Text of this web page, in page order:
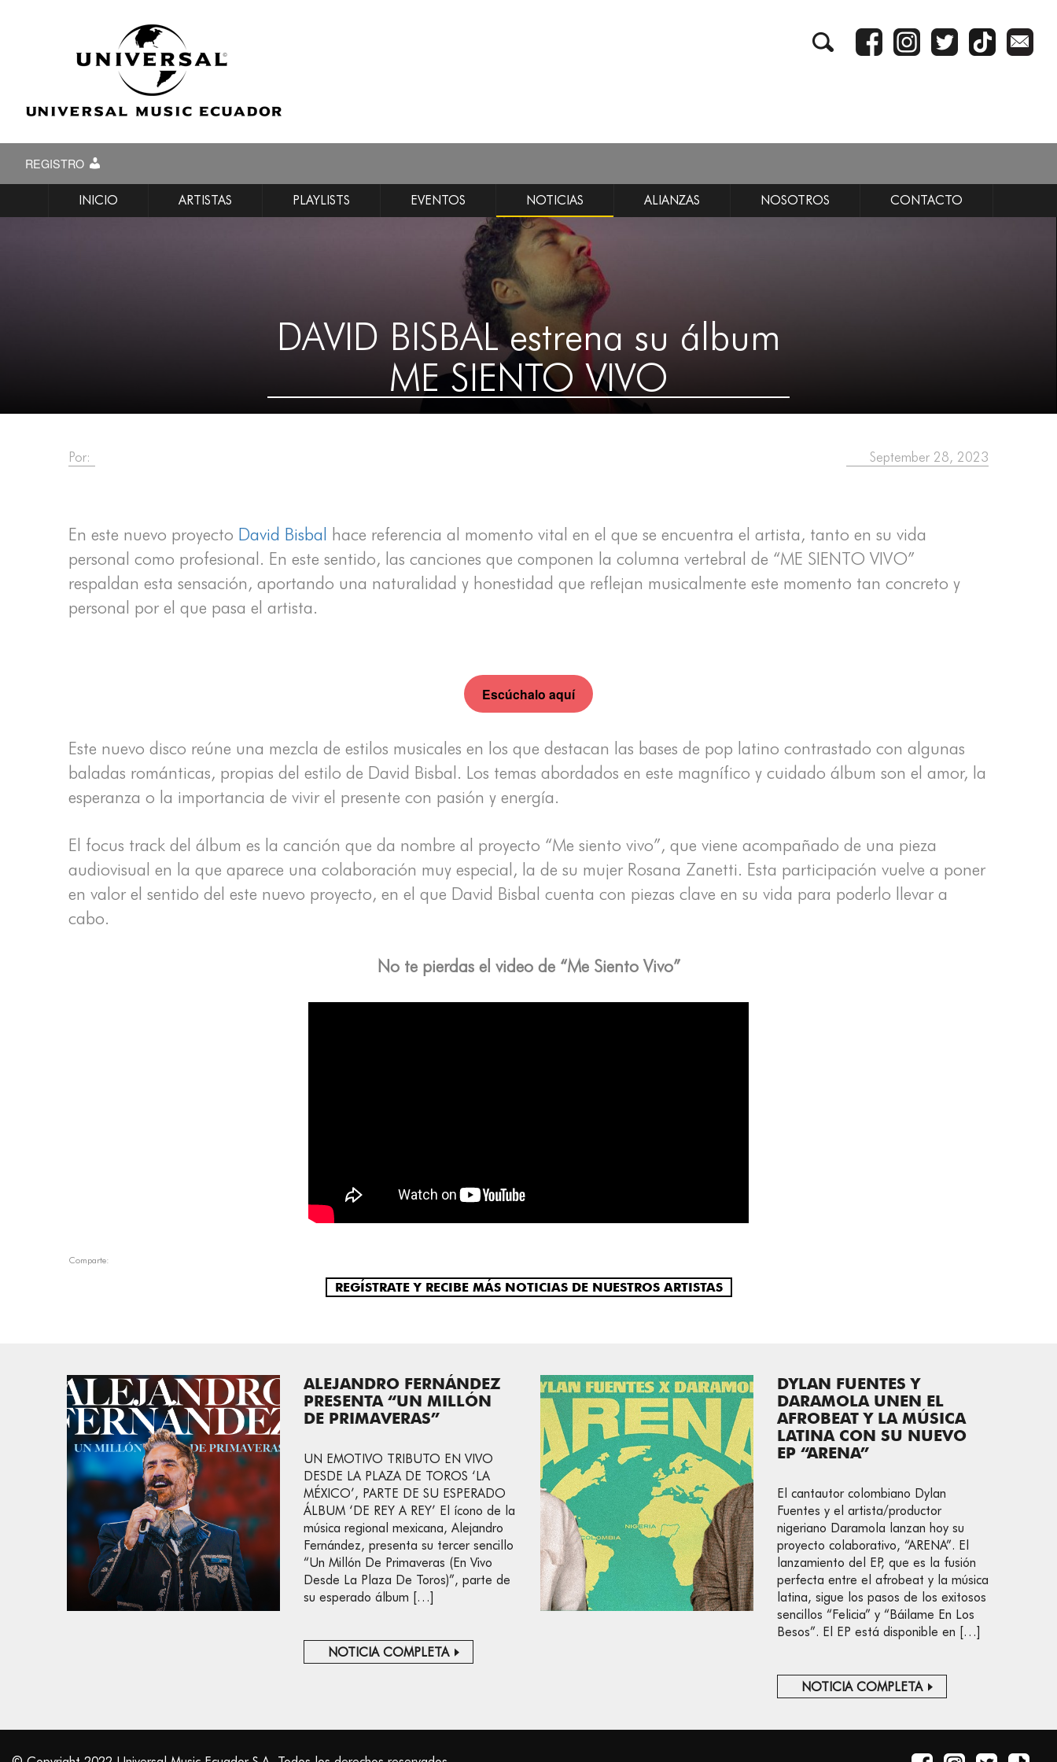
REGISTRO
INICIO ARTISTAS PLAYLISTS EVENTOS NOTICIAS ALIANZAS NOSOTROS CONTACTO
DAVID BISBAL estrena su álbum
ME SIENTO VIVO
Por: September 28, 2023
En este nuevo proyecto David Bisbal hace referencia al momento vital en el que se encuentra el artista, tanto en su vida
personal como profesional. En este sentido, las canciones que componen la columna vertebral de “ME SIENTO VIVO”
respaldan esta sensación, aportando una naturalidad y honestidad que reflejan musicalmente este momento tan concreto y
personal por el que pasa el artista.
Escúchalo aquí
Este nuevo disco reúne una mezcla de estilos musicales en los que destacan las bases de pop latino contrastado con algunas
baladas románticas, propias del estilo de David Bisbal. Los temas abordados en este magnífico y cuidado álbum son el amor, la
esperanza o la importancia de vivir el presente con pasión y energía.
El focus track del álbum es la canción que da nombre al proyecto “Me siento vivo”, que viene acompañado de una pieza
audiovisual en la que aparece una colaboración muy especial, la de su mujer Rosana Zanetti. Esta participación vuelve a poner
en valor el sentido del este nuevo proyecto, en el que David Bisbal cuenta con piezas clave en su vida para poderlo llevar a
cabo.
No te pierdas el video de “Me Siento Vivo”
Comparte:
REGÍSTRATE Y RECIBE MÁS NOTICIAS DE NUESTROS ARTISTAS
ALEJANDRO FERNÁNDEZ
PRESENTA “UN MILLÓN
DE PRIMAVERAS”
UN EMOTIVO TRIBUTO EN VIVO
DESDE LA PLAZA DE TOROS ‘LA
MÉXICO’, PARTE DE SU ESPERADO
ÁLBUM ‘DE REY A REY’ El ícono de la
música regional mexicana, Alejandro
Fernández, presenta su tercer sencillo
“Un Millón De Primaveras (En Vivo
Desde La Plaza De Toros)”, parte de
su esperado álbum […]
NOTICIA COMPLETA
DYLAN FUENTES Y
DARAMOLA UNEN EL
AFROBEAT Y LA MÚSICA
LATINA CON SU NUEVO
EP “ARENA”
El cantautor colombiano Dylan
Fuentes y el artista/productor
nigeriano Daramola lanzan hoy su
proyecto colaborativo, “ARENA”. El
lanzamiento del EP, que es la fusión
perfecta entre el afrobeat y la música
latina, sigue los pasos de los exitosos
sencillos “Felicia” y “Báilame En Los
Besos”. El EP está disponible en […]
NOTICIA COMPLETA